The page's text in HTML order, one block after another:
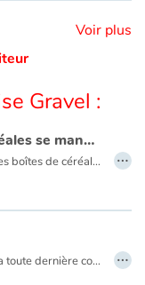
Voir plus
Gravel :
Super-Titi dans Les céréales se mangent froides
Super-Titi peut voir à travers les boîtes de céréales ! Ridicule ? C'est pourtant ce qui lui permettra d'attraper le voleur ! Une parodie pleine d'humour du monde des superhéros chers aux petits. …
La monstrerie vous présente sa toute dernière collection de monstres! Venez vite découvrir nos nouvelles bestioles ! Nous avons des monstres qui viennent d’ici, des monstres qui viennent d’ailleurs, et même des monstres qui viennent de nulle part! …